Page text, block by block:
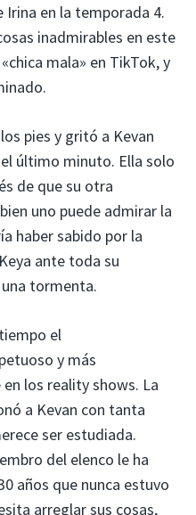
en la temporada 4.
inadmirables en este
mala» en TikTok, y
pies y gritó a Kevan
último minuto. Ella solo
de que su otra
uno puede admirar la
haber sabido por la
ante toda su
tormenta.
el
y más
los reality shows. La
a Kevan con tanta
ser estudiada.
del elenco le ha
años que nunca estuvo
arreglar sus cosas,